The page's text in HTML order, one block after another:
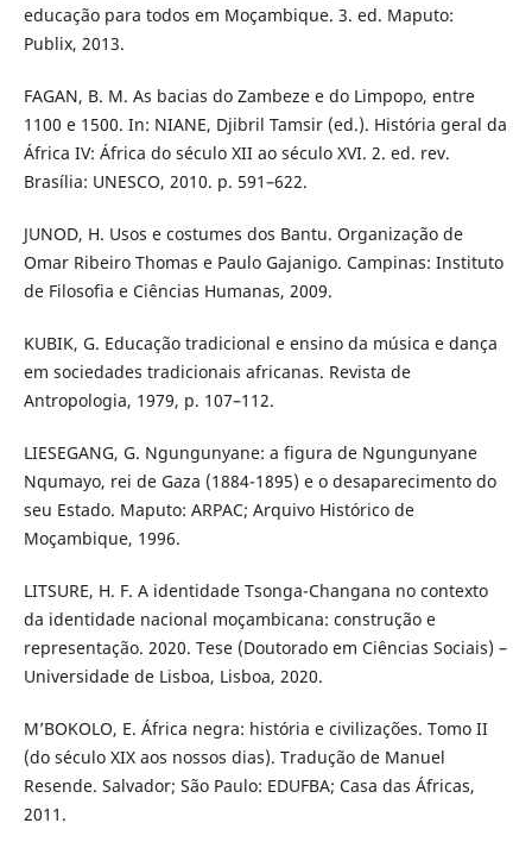
educação para todos em Moçambique. 3. ed. Maputo:
Publix, 2013.
FAGAN, B. M. As bacias do Zambeze e do Limpopo, entre
1100 e 1500. In: NIANE, Djibril Tamsir (ed.). História geral da
África IV: África do século XII ao século XVI. 2. ed. rev.
Brasília: UNESCO, 2010. p. 591–622.
JUNOD, H. Usos e costumes dos Bantu. Organização de
Omar Ribeiro Thomas e Paulo Gajanigo. Campinas: Instituto
de Filosofia e Ciências Humanas, 2009.
KUBIK, G. Educação tradicional e ensino da música e dança
em sociedades tradicionais africanas. Revista de
Antropologia, 1979, p. 107–112.
LIESEGANG, G. Ngungunyane: a figura de Ngungunyane
Nqumayo, rei de Gaza (1884-1895) e o desaparecimento do
seu Estado. Maputo: ARPAC; Arquivo Histórico de
Moçambique, 1996.
LITSURE, H. F. A identidade Tsonga-Changana no contexto
da identidade nacional moçambicana: construção e
representação. 2020. Tese (Doutorado em Ciências Sociais) –
Universidade de Lisboa, Lisboa, 2020.
M’BOKOLO, E. África negra: história e civilizações. Tomo II
(do século XIX aos nossos dias). Tradução de Manuel
Resende. Salvador; São Paulo: EDUFBA; Casa das Áfricas,
2011.